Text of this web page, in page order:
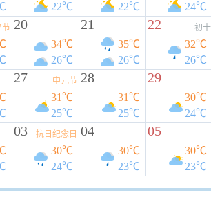
22℃
22℃
24℃
20
34℃
26℃
21
35℃
26℃
22 初十
32℃
26℃
27 中元节
31℃
25℃
28
31℃
25℃
29
30℃
24℃
03 抗日纪念日
30℃
24℃
04
30℃
23℃
05
30℃
23℃